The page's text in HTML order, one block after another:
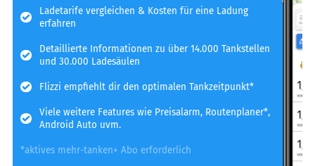
Ladetarife vergleichen & Kosten für eine Ladung
erfahren
Detaillierte Informationen zu über 14.000 Tankstellen
und 30.000 Ladesäulen
Flizzi empfiehlt dir den optimalen Tankzeitpunkt*
Viele weitere Features wie Preisalarm, Routenplaner*,
Android Auto uvm.
*aktives mehr-tanken+ Abo erforderlich